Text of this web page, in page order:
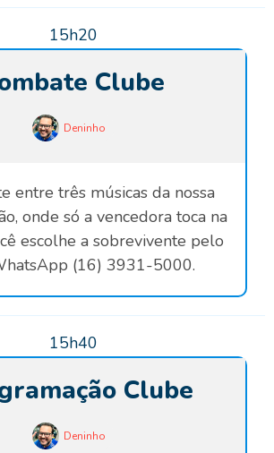
15h20
Clube
Deninho
entre três músicas da nossa
onde só a vencedora toca na
escolhe a sobrevivente pelo
(16) 3931-5000.
15h40
Clube
Deninho